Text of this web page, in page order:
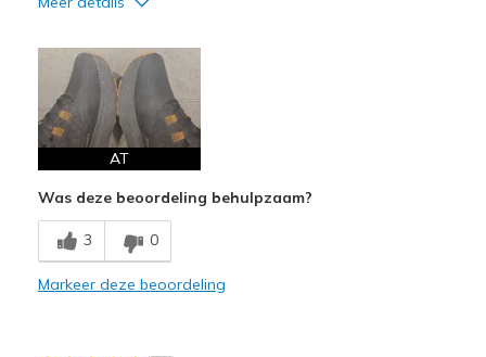
AT
Was deze beoordeling behulpzaam?
3 0
Markeer deze beoordeling